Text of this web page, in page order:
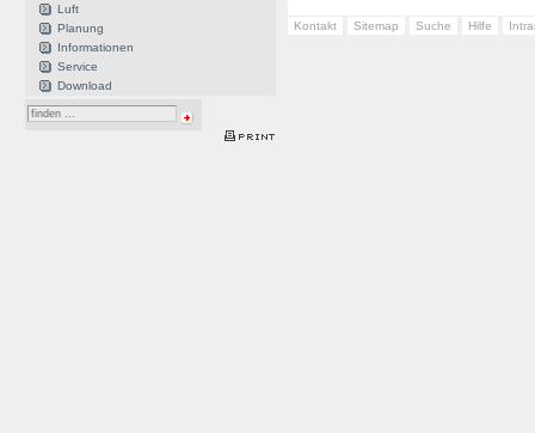
Luft
Planung
Informationen
Service
Download
Kontakt Sitemap Suche Hilfe